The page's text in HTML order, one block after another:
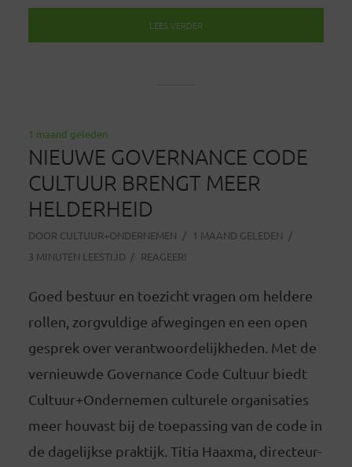
LEES VERDER
1 maand geleden
NIEUWE GOVERNANCE CODE
CULTUUR BRENGT MEER
HELDERHEID
DOOR CULTUUR+ONDERNEMEN
1 MAAND GELEDEN
3 MINUTEN LEESTIJD
REAGEER!
Goed bestuur en toezicht vragen om heldere
rollen, zorgvuldige afwegingen en een open
gesprek over verantwoordelijkheden. Met de
vernieuwde Governance Code Cultuur biedt
Cultuur+Ondernemen culturele organisaties
meer houvast bij de toepassing van de code in
de dagelijkse praktijk. Titia Haaxma, directeur-